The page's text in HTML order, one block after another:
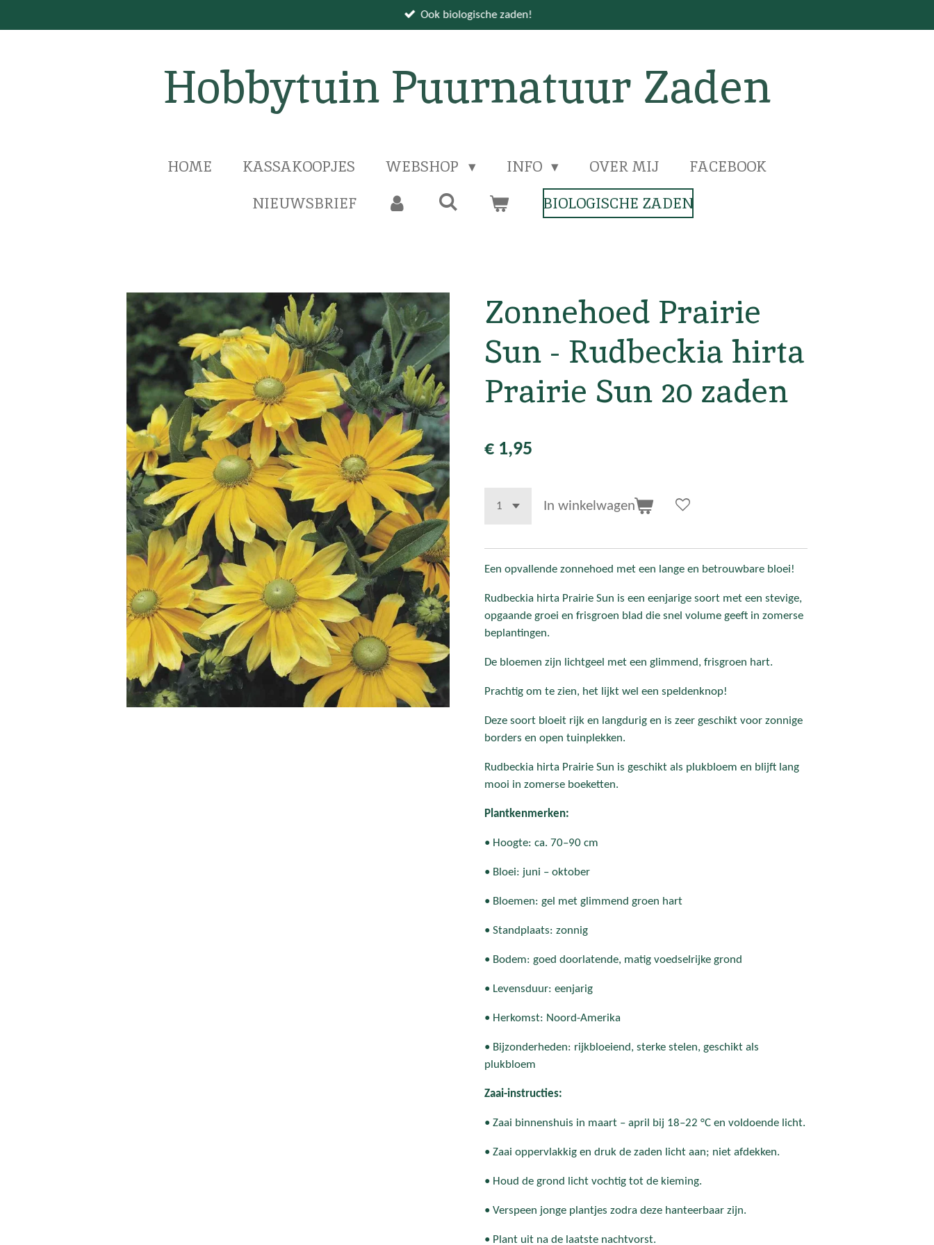
direct
Ook biologische zaden!
Hobbytuin Puurnatuur Zaden
HOME KASSAKOOPJES WEBSHOP INFO OVER MIJ
FACEBOOK
NIEUWSBRIEF
BIOLOGISCHE ZADEN
Zonnehoed Prairie
Sun - Rudbeckia hirta
Prairie Sun 20 zaden
€ 1,95
In winkelwagen
Een opvallende zonnehoed met een lange en betrouwbare bloei!
Rudbeckia hirta Prairie Sun is een eenjarige soort met een stevige,
opgaande groei en frisgroen blad die snel volume geeft in zomerse
beplantingen.
De bloemen zijn lichtgeel met een glimmend, frisgroen hart.
Prachtig om te zien, het lijkt wel een speldenknop!
Deze soort bloeit rijk en langdurig en is zeer geschikt voor zonnige
borders en open tuinplekken.
Rudbeckia hirta Prairie Sun is geschikt als plukbloem en blijft lang
mooi in zomerse boeketten.
Plantkenmerken:
• Hoogte: ca. 70–90 cm
• Bloei: juni – oktober
• Bloemen: gel met glimmend groen hart
• Standplaats: zonnig
• Bodem: goed doorlatende, matig voedselrijke grond
• Levensduur: eenjarig
• Herkomst: Noord-Amerika
• Bijzonderheden: rijkbloeiend, sterke stelen, geschikt als
plukbloem
Zaai-instructies:
• Zaai binnenshuis in maart – april bij 18–22 °C en voldoende licht.
• Zaai oppervlakkig en druk de zaden licht aan; niet afdekken.
• Houd de grond licht vochtig tot de kieming.
• Verspeen jonge plantjes zodra deze hanteerbaar zijn.
• Plant uit na de laatste nachtvorst.